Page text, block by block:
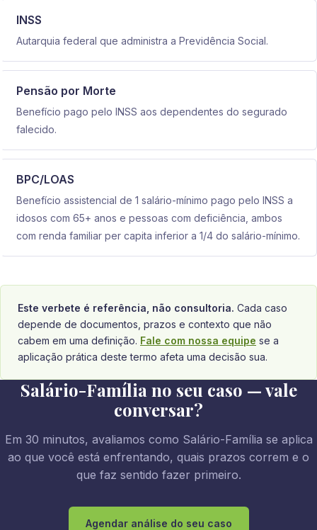
INSS
Autarquia federal que administra a Previdência Social.
Pensão por Morte
Benefício pago pelo INSS aos dependentes do segurado
falecido.
BPC/LOAS
Benefício assistencial de 1 salário-mínimo pago pelo INSS a
idosos com 65+ anos e pessoas com deficiência, ambos
com renda familiar per capita inferior a 1/4 do salário-mínimo.
Este verbete é referência, não consultoria. Cada caso
depende de documentos, prazos e contexto que não
cabem em uma definição. Fale com nossa equipe se a
aplicação prática deste termo afeta uma decisão sua.
Salário-Família no seu caso — vale
conversar?
Em 30 minutos, avaliamos como Salário-Família se aplica
ao que você está enfrentando, quais prazos correm e o
que faz sentido fazer primeiro.
Agendar análise do seu caso